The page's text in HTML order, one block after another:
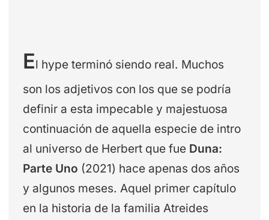
El hype terminó siendo real. Muchos
son los adjetivos con los que se podría
definir a esta impecable y majestuosa
continuación de aquella especie de intro
al universo de Herbert que fue Duna:
Parte Uno (2021) hace apenas dos años
y algunos meses. Aquel primer capítulo
en la historia de la familia Atreides